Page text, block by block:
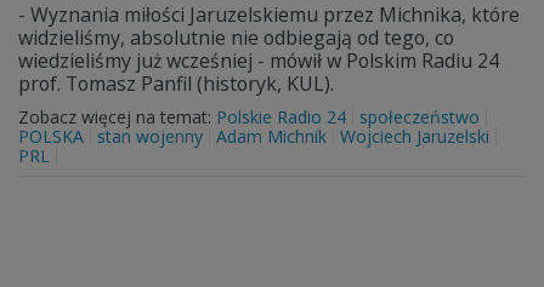
- Wyznania miłości Jaruzelskiemu przez Michnika, które
widzieliśmy, absolutnie nie odbiegają od tego, co
wiedzieliśmy już wcześniej - mówił w Polskim Radiu 24
prof. Tomasz Panfil (historyk, KUL).
Zobacz więcej na temat: Polskie Radio 24
społeczeństwo
POLSKA
stan wojenny Adam Michnik Wojciech Jaruzelski
PRL